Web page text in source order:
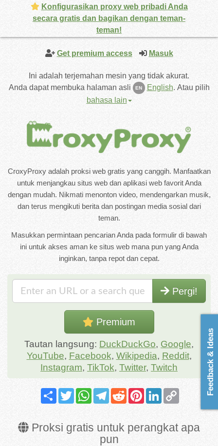
Get premium access Masuk
Ini adalah terjemahan mesin yang tidak akurat.
Anda dapat membuka halaman asli
EN English. Atau pilih
bahasa lain
CroxyProxy adalah proksi web gratis yang canggih. Manfaatkan
untuk menjangkau situs web dan aplikasi web favorit Anda
dengan mudah. Nikmati menonton video, mendengarkan musik,
dan terus mengikuti berita dan postingan media sosial dari
teman.
Masukkan permintaan pencarian Anda pada formulir di bawah
ini untuk akses aman ke situs web mana pun yang Anda
inginkan, tanpa repot dan cepat.
Pergi!
Premium
Tautan langsung: DuckDuckGo, Google,
YouTube, Facebook, Wikipedia, Reddit,
Instagram, TikTok, Twitter, Twitch
Share TwitterWhatsAppTelegramRedditPinterestLinkedIn
Proksi gratis untuk perangkat apa
pun
Feedback & Ideas
Konfigurasikan proxy web pribadi Anda
secara gratis dan bagikan dengan teman-
teman!